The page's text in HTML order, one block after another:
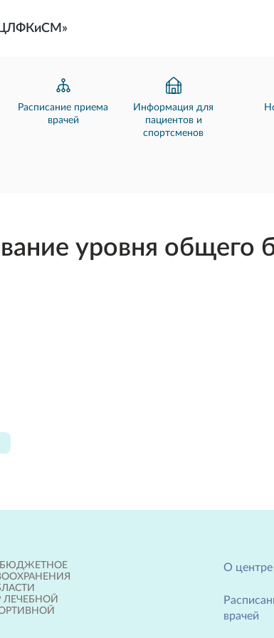
Расписание приема
врачей
Информация для
пациентов и
спортсменов
уровня общего
БЮДЖЕТНОЕ
ЛЕЧЕБНОЙ
О центре
врачей